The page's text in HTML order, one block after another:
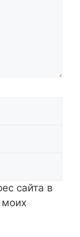
сайта в